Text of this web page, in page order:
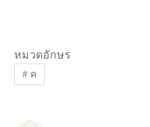
หมวดอักษร
#ค